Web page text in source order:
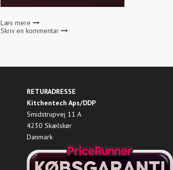
Læs mere
Skriv en kommentar
RETURADRESSE
Kitchentech Aps/DDP
Smidstrupvej 11 A
4230 Skælskør
Danmark